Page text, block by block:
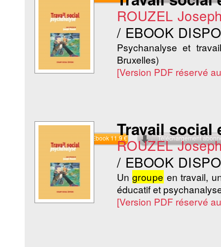
ROUZEL
/ EBOOK
Psychanalyse et
Bruxelles)
[Version PDF réservé
Commander l'Ebook 11.9 € Téléchargement
Travail social
ROUZEL
/ EBOOK
Un groupe en travail,
éducatif et
[Version PDF réservé